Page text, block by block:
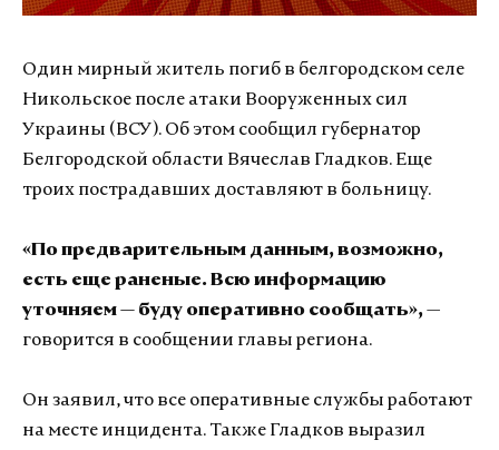
Один мирный житель погиб в белгородском селе
Никольское после атаки Вооруженных сил
Украины (ВСУ). Об этом сообщил губернатор
Белгородской области Вячеслав Гладков. Еще
троих пострадавших доставляют в больницу.
«По предварительным данным, возможно,
есть еще раненые. Всю информацию
уточняем — буду оперативно сообщать», —
говорится в сообщении главы региона.
Он заявил, что все оперативные службы работают
на месте инцидента. Также Гладков выразил